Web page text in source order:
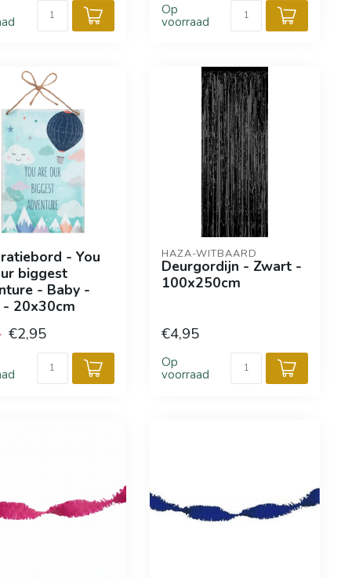
Op
voorraad
- You
biggest
- Baby -
- 20x30cm
€2,95
HAZA-WITBAARD
Deurgordijn - Zwart -
100x250cm
€4,95
Op
voorraad